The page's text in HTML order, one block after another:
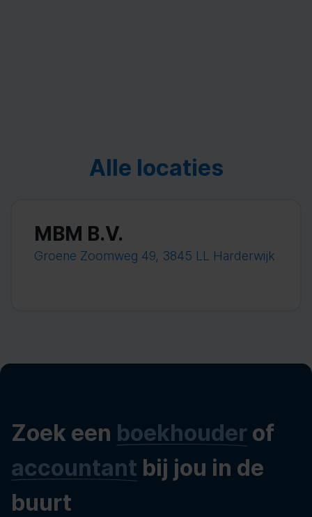
Alle locaties
MBM B.V.
Groene Zoomweg 49, 3845 LL Harderwijk
Zoek een boekhouder of
accountant bij jou in de
buurt